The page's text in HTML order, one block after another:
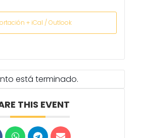
está terminado.
THIS EVENT
+ iCal / Outlook